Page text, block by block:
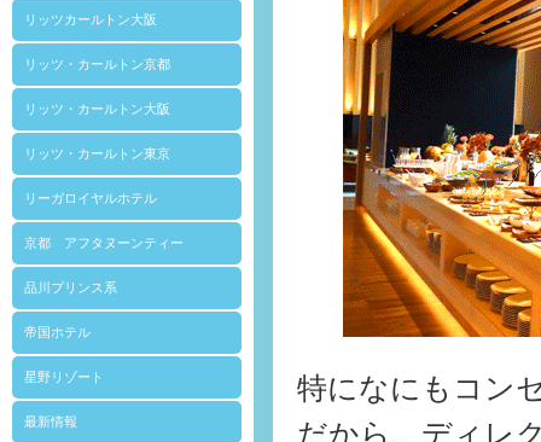
リッツカールトン大阪
リッツ・カールトン京都
リッツ・カールトン大阪
リッツ・カールトン東京
リーガロイヤルホテル
京都 アフタヌーンティー
品川プリンス系
帝国ホテル
星野リゾート
最新情報
特になにもコン
だから、ディレ